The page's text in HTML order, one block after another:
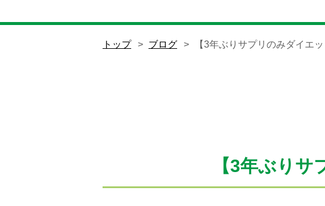
トップ ブログ 【3年ぶりサプリのみダイエ
【3年ぶり